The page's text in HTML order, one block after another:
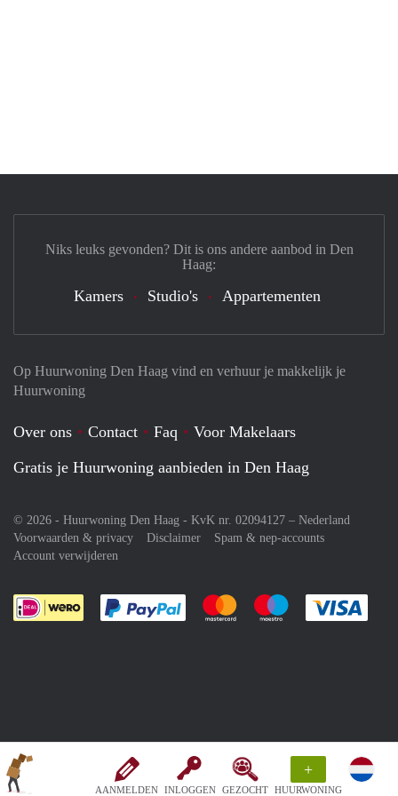
AANMELDEN INLOGGEN GEZOCHT
+
HUURWONING
Op Huurwoning Den Haag vind en verhuur je makkelijk je
Huurwoning
Over ons Contact Faq
Voor Makelaars
Gratis je Huurwoning aanbieden in Den Haag
© 2026 - Huurwoning Den Haag - KvK nr. 02094127 – Nederland
Voorwaarden & privacy
Disclaimer
Spam & nep-accounts
Account verwijderen
Je rekent gemakkelijk af met Paypal
Je rekent gemakkelijk af met
Je rekent
Niks leuks gevonden? Dit is ons andere aanbod in Den
Haag:
Kamers Studio's Appartementen